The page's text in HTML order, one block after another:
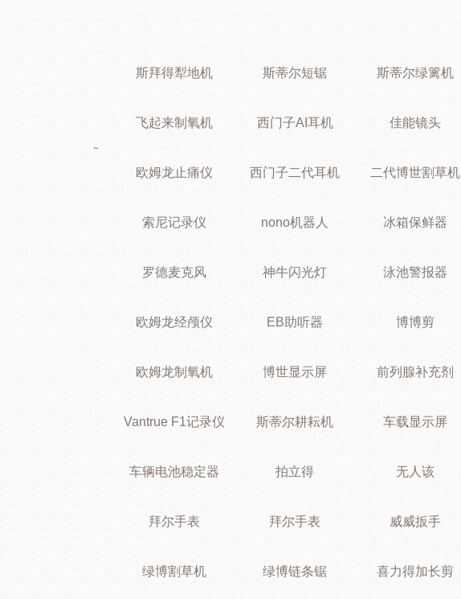
斯拜得犁地机 斯蒂尔短锯 斯蒂尔绿篱机
飞起来制氧机 西门子AI耳机 佳能镜头
欧姆龙止痛仪 西门子二代耳机 二代博世割草机
索尼记录仪 nono机器人 冰箱保鲜器
罗德麦克风 神牛闪光灯 泳池警报器
欧姆龙经颅仪 EB助听器 博博剪
欧姆龙制氧机 博世显示屏 前列腺补充剂
Vantrue F1记录仪 斯蒂尔耕耘机 车载显示屏
车辆电池稳定器 拍立得 无人该
拜尔手表 拜尔手表 威威扳手
绿博割草机 绿博链条锯 喜力得加长剪